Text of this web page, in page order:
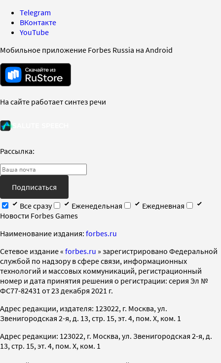
Telegram
ВКонтакте
YouTube
Мобильное приложение Forbes Russia на Android
На сайте работает синтез речи
Рассылка:
Подписаться
Все сразу
Еженедельная
Ежедневная
Новости Forbes Games
Наименование издания: forbes.ru
Cетевое издание « forbes.ru » зарегистрировано Федеральной
службой по надзору в сфере связи, информационных
технологий и массовых коммуникаций, регистрационный
номер и дата принятия решения о регистрации: серия Эл №
ФС77-82431 от 23 декабря 2021 г.
Адрес редакции, издателя: 123022, г. Москва, ул.
Звенигородская 2-я, д. 13, стр. 15, эт. 4, пом. X, ком. 1
Адрес редакции: 123022, г. Москва, ул. Звенигородская 2-я, д.
13, стр. 15, эт. 4, пом. X, ком. 1